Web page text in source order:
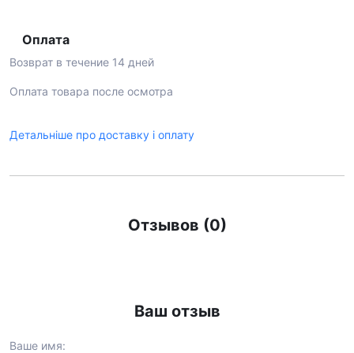
Оплата
Возврат в течение 14 дней
Оплата товара после осмотра
Детальніше про доставку і оплату
Отзывов (0)
Ваш отзыв
Ваше имя: